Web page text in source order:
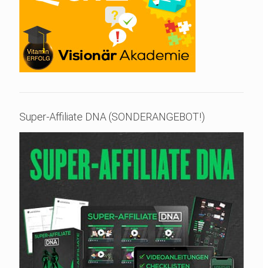
Super-Affiliate DNA (SONDERANGEBOT!)